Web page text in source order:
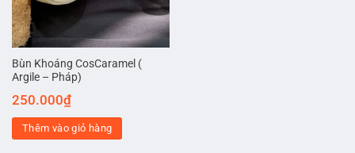
Bùn Khoáng CosCaramel (
Argile – Pháp)
250.000₫
Thêm vào giỏ hàng